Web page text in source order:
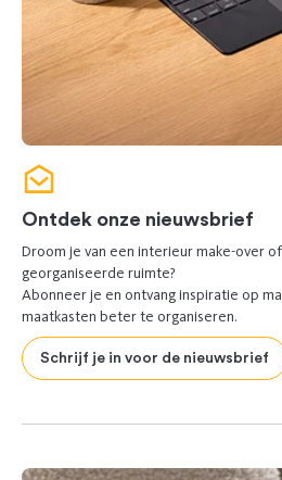
Ontdek onze nieuwsbrief
Droom je van een interieur make-over
georganiseerde ruimte?
Abonneer je en ontvang inspiratie op
maatkasten beter te organiseren.
Schrijf je in voor de nieuwsbrief